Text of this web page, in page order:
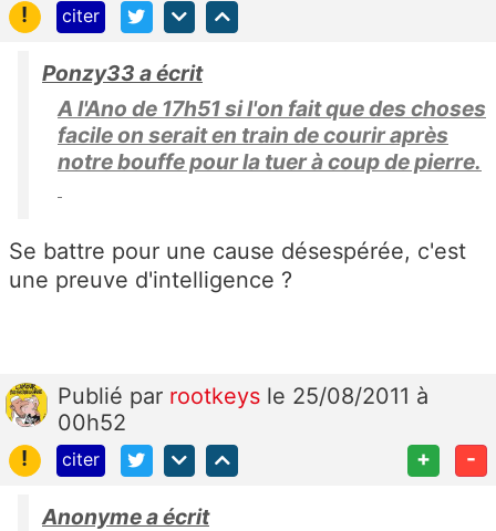
!
citer
Ponzy33 a écrit
A l'Ano de 17h51 si l'on fait que des choses
facile on serait en train de courir après
notre bouffe pour la tuer à coup de pierre.
Se battre pour une cause désespérée, c'est
une preuve d'intelligence ?
Publié par rootkeys le 25/08/2011 à
00h52
!
citer + -
Anonyme a écrit